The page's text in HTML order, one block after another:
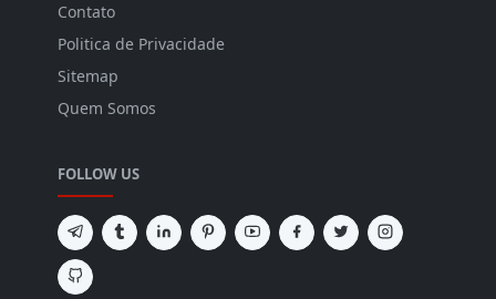
Contato
Politica de Privacidade
Sitemap
Quem Somos
FOLLOW US